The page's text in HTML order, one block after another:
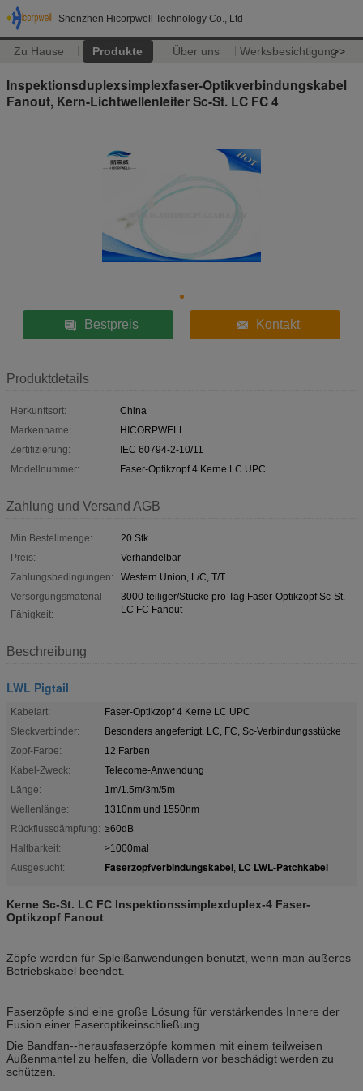
Shenzhen Hicorpwell Technology Co., Ltd
Zu Hause Produkte Über uns Werksbesichtigung>>
Inspektionsduplexsimplexfaser-Optikverbindungskabel
Fanout, Kern-Lichtwellenleiter Sc-St. LC FC 4
Bestpreis Kontakt
Produktdetails
Herkunftsort:
China
Markenname:
HICORPWELL
Zertifizierung:
IEC 60794-2-10/11
Modellnummer:
Faser-Optikzopf 4 Kerne LC UPC
Zahlung und Versand AGB
Min Bestellmenge:
20 Stk.
Preis:
Verhandelbar
Zahlungsbedingungen:
Western Union, L/C, T/T
Versorgungsmaterial-
Fähigkeit:
3000-teiliger/Stücke pro Tag Faser-Optikzopf Sc-St.
LC FC Fanout
Beschreibung
LWL Pigtail
Kabelart:
Faser-Optikzopf 4 Kerne LC UPC
Steckverbinder:
Besonders angefertigt, LC, FC, Sc-Verbindungsstücke
Zopf-Farbe:
12 Farben
Kabel-Zweck:
Telecome-Anwendung
Länge:
1m/1.5m/3m/5m
Wellenlänge:
1310nm und 1550nm
Rückflussdämpfung: ≥60dB
Haltbarkeit:
>1000mal
Ausgesucht:
Faserzopfverbindungskabel, LC LWL-Patchkabel
Kerne Sc-St. LC FC Inspektionssimplexduplex-4 Faser-
Optikzopf Fanout
Zöpfe werden für Spleißanwendungen benutzt, wenn man äußeres
Betriebskabel beendet.
Faserzöpfe sind eine große Lösung für verstärkendes Innere der
Fusion einer Faseroptikeinschließung.
Die Bandfan--herausfaserzöpfe kommen mit einem teilweisen
Außenmantel zu helfen, die Volladern vor beschädigt werden zu
schützen.